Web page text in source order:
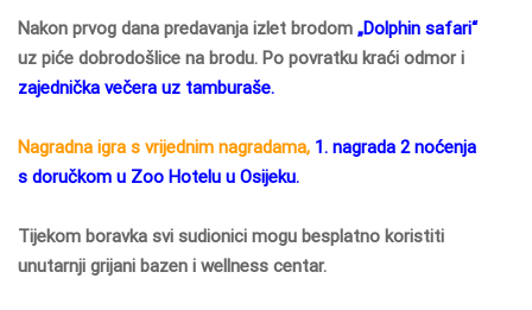
Nakon prvog dana predavanja izlet brodom „Dolphin safari“
uz piće dobrodošlice na brodu. Po povratku kraći odmor i
zajednička večera uz tamburaše.
Nagradna igra s vrijednim nagradama, 1. nagrada 2 noćenja
s doručkom u Zoo Hotelu u Osijeku.
Tijekom boravka svi sudionici mogu besplatno koristiti
unutarnji grijani bazen i wellness centar.